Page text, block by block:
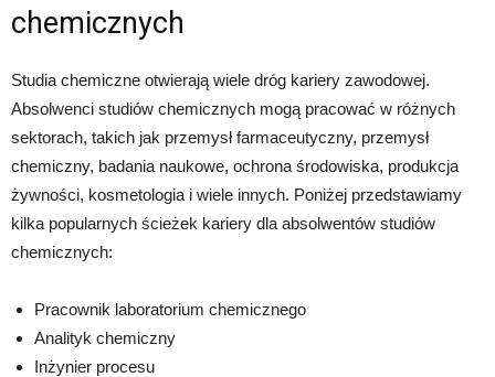
chemicznych
Studia chemiczne otwierają wiele dróg kariery zawodowej.
Absolwenci studiów chemicznych mogą pracować w różnych
sektorach, takich jak przemysł farmaceutyczny, przemysł
chemiczny, badania naukowe, ochrona środowiska, produkcja
żywności, kosmetologia i wiele innych. Poniżej przedstawiamy
kilka popularnych ścieżek kariery dla absolwentów studiów
chemicznych:
Pracownik laboratorium chemicznego
Analityk chemiczny
Inżynier procesu